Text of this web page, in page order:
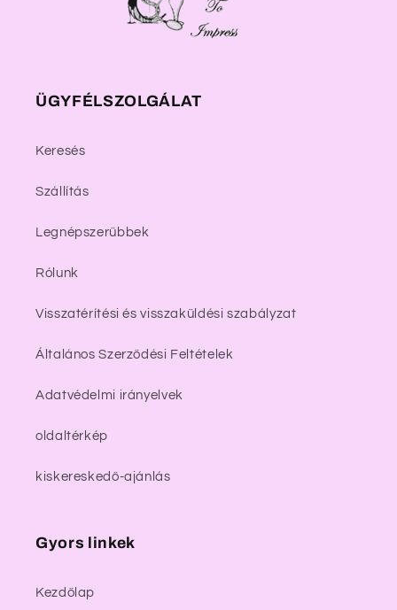
ÜGYFÉLSZOLGÁLAT
Keresés
Szállítás
Legnépszerűbbek
Rólunk
Visszatérítési és visszaküldési szabályzat
Általános Szerződési Feltételek
Adatvédelmi irányelvek
oldaltérkép
kiskereskedő-ajánlás
Gyors linkek
Kezdőlap